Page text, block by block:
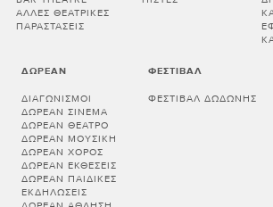
ΆΛΛΕΣ ΘΕΑΤΡΙΚΈΣ
ΠΑΡΑΣΤΆΣΕΙΣ
ΔΩΡΕΆΝ
ΔΙΑΓΩΝΙΣΜΟΊ
ΔΩΡΕΆΝ ΣΙΝΕΜΆ
ΔΩΡΕΆΝ ΘΈΑΤΡΟ
ΔΩΡΕΆΝ ΜΟΥΣΙΚΉ
ΔΩΡΕΆΝ ΧΟΡΌΣ
ΔΩΡΕΆΝ ΕΚΘΈΣΕΙΣ
ΔΩΡΕΆΝ ΠΑΙΔΙΚΈΣ
ΕΚΔΗΛΏΣΕΙΣ
ΦΕΣΤΙΒΆΛ
ΦΕΣΤΙΒΆΛ ΔΩΔΏΝΗΣ